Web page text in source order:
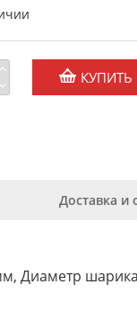
КУПИТЬ
Доставка и
Диаметр